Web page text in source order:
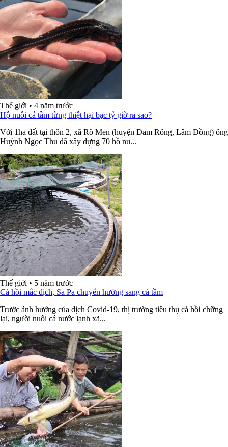
Thế giới • 4 năm trước
Hộ nuôi cá tầm từng thiệt hại bạc tỷ giờ ra sao?
Với 1ha đất tại thôn 2, xã Rô Men (huyện Đam Rông, Lâm Đồng) ông
Huỳnh Ngọc Thu đã xây dựng 70 hồ nu...
Thế giới • 5 năm trước
Cá hồi mắc dịch, Sa Pa chuyển hướng sang cá tầm
Trước ảnh hưởng của dịch Covid-19, thị trường tiêu thụ cá hồi chững
lại, người nuôi cá nước lạnh xã...